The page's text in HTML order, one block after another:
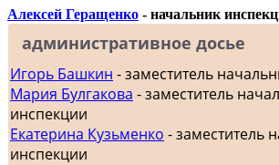
Алексей Геращенко - начальник
административное досье
Игорь Башкин - заместитель
Мария Булгакова - заместитель
инспекции
Екатерина Кузьменко - заместитель
инспекции